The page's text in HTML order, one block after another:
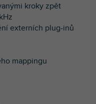
kroky zpět
externích plug-inů
mappingu